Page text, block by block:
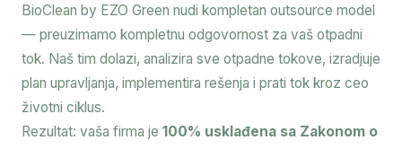
BioClean by EZO Green nudi kompletan outsource model
— preuzimamo kompletnu odgovornost za vaš otpadni
tok. Naš tim dolazi, analizira sve otpadne tokove, izradjuje
plan upravljanja, implementira rešenja i prati tok kroz ceo
životni ciklus.
Rezultat: vaša firma je 100% usklađena sa Zakonom o